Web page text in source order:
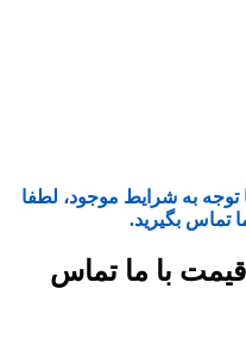
توجه به شرایط موجود، لطفا
تماس بگیرید.
با ما تماس